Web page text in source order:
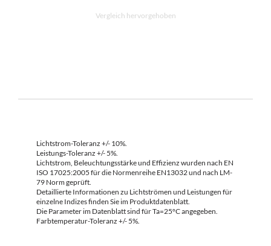
Vergleich hervorgehoben
Lichtstrom-Toleranz +/- 10%.
Leistungs-Toleranz +/- 5%.
Lichtstrom, Beleuchtungsstärke und Effizienz wurden nach EN
ISO 17025:2005 für die Normenreihe EN13032 und nach LM-
79 Norm geprüft.
Detaillierte Informationen zu Lichtströmen und Leistungen für
einzelne Indizes finden Sie im Produktdatenblatt.
Die Parameter im Datenblatt sind für Ta=25°C angegeben.
Farbtemperatur-Toleranz +/- 5%.